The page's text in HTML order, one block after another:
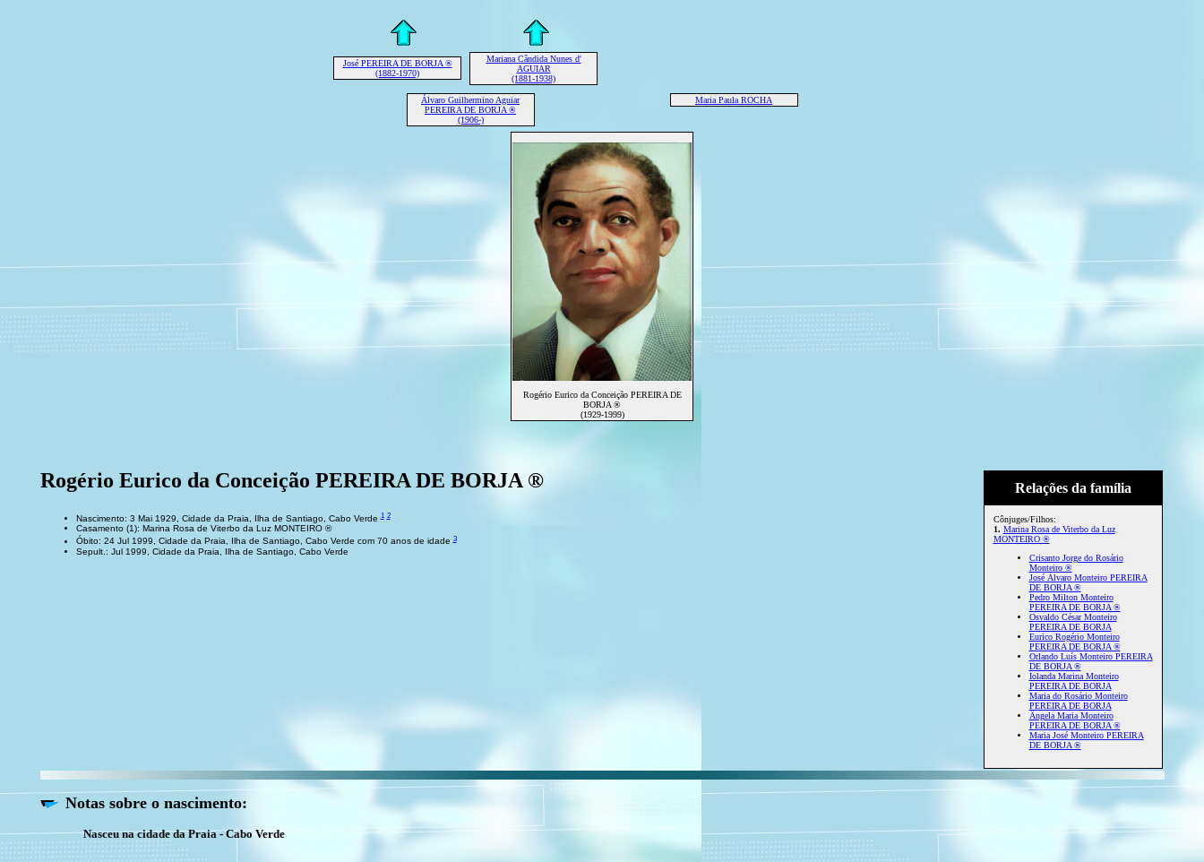
José PEREIRA DE BORJA ®
(1882-1970)
Mariana Cândida Nunes d'
AGUIAR
(1881-1938)
Álvaro Guilhermino Aguiar
PEREIRA DE BORJA ®
(1906-)
Maria Paula ROCHA
Rogério Eurico da Conceição PEREIRA DE
BORJA ®
(1929-1999)
Relações da família
Cônjuges/Filhos:
1. Marina Rosa de Viterbo da Luz
MONTEIRO ®
Crisanto Jorge do Rosário
Monteiro ®
José Álvaro Monteiro PEREIRA
DE BORJA ®
Pedro Milton Monteiro
PEREIRA DE BORJA ®
Osvaldo César Monteiro
PEREIRA DE BORJA
Eurico Rogério Monteiro
PEREIRA DE BORJA ®
Orlando Luís Monteiro PEREIRA
DE BORJA ®
Iolanda Marina Monteiro
PEREIRA DE BORJA
Maria do Rosário Monteiro
PEREIRA DE BORJA
Ângela Maria Monteiro
PEREIRA DE BORJA ®
Maria José Monteiro PEREIRA
DE BORJA ®
Rogério Eurico da Conceição PEREIRA DE BORJA ®
Nascimento: 3 Mai 1929, Cidade da Praia, Ilha de Santiago, Cabo Verde1 2
Casamento (1): Marina Rosa de Viterbo da Luz MONTEIRO ®
Óbito: 24 Jul 1999, Cidade da Praia, Ilha de Santiago, Cabo Verde com 70 anos de idade3
Sepult.: Jul 1999, Cidade da Praia, Ilha de Santiago, Cabo Verde
Notas sobre o nascimento:
Nasceu na cidade da Praia - Cabo Verde